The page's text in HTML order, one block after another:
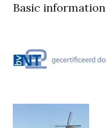
Basic information